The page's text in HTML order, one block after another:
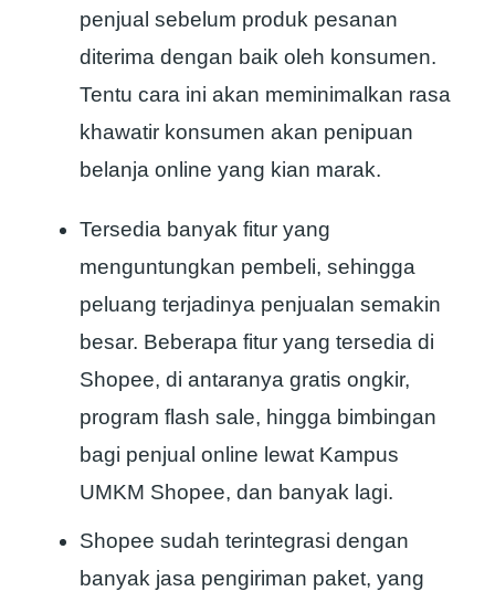
penjual sebelum produk pesanan
diterima dengan baik oleh konsumen.
Tentu cara ini akan meminimalkan rasa
khawatir konsumen akan penipuan
belanja online yang kian marak.
Tersedia banyak fitur yang
menguntungkan pembeli, sehingga
peluang terjadinya penjualan semakin
besar. Beberapa fitur yang tersedia di
Shopee, di antaranya gratis ongkir,
program flash sale, hingga bimbingan
bagi penjual online lewat Kampus
UMKM Shopee, dan banyak lagi.
Shopee sudah terintegrasi dengan
banyak jasa pengiriman paket, yang